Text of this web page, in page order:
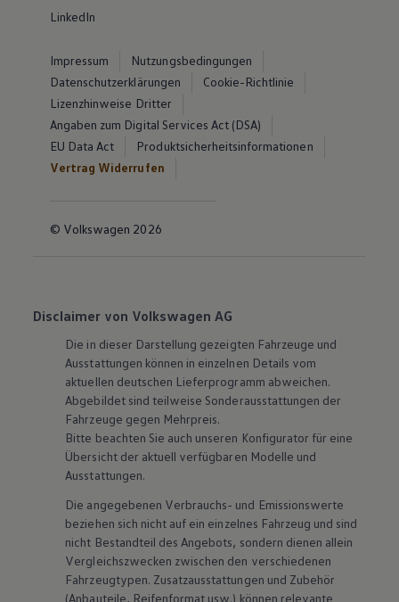
LinkedIn
Impressum
Nutzungsbedingungen
Datenschutzerklärungen
Cookie-Richtlinie
Lizenzhinweise Dritter
Angaben zum Digital Services Act (DSA)
EU Data Act
Produktsicherheitsinformationen
Vertrag Widerrufen
© Volkswagen 2026
Disclaimer von Volkswagen AG
Die in dieser Darstellung gezeigten Fahrzeuge und
Ausstattungen können in einzelnen Details vom
aktuellen deutschen Lieferprogramm abweichen.
Abgebildet sind teilweise Sonderausstattungen der
Fahrzeuge gegen Mehrpreis.
Bitte beachten Sie auch unseren Konfigurator für eine
Übersicht der aktuell verfügbaren Modelle und
Ausstattungen.
Die angegebenen Verbrauchs- und Emissionswerte
beziehen sich nicht auf ein einzelnes Fahrzeug und sind
nicht Bestandteil des Angebots, sondern dienen allein
Vergleichszwecken zwischen den verschiedenen
Fahrzeugtypen. Zusatzausstattungen und Zubehör
(Anbauteile, Reifenformat usw.) können relevante